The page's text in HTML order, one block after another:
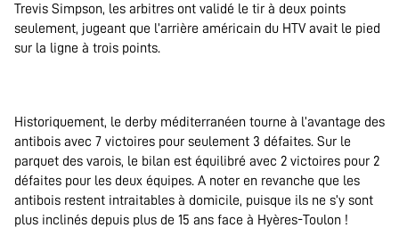
Trevis Simpson, les arbitres ont validé le tir à deux points
seulement, jugeant que l’arrière américain du HTV avait le pied
sur la ligne à trois points.
Historiquement, le derby méditerranéen tourne à l’avantage des
antibois avec 7 victoires pour seulement 3 défaites. Sur le
parquet des varois, le bilan est équilibré avec 2 victoires pour 2
défaites pour les deux équipes. A noter en revanche que les
antibois restent intraitables à domicile, puisque ils ne s’y sont
plus inclinés depuis plus de 15 ans face à Hyères-Toulon !